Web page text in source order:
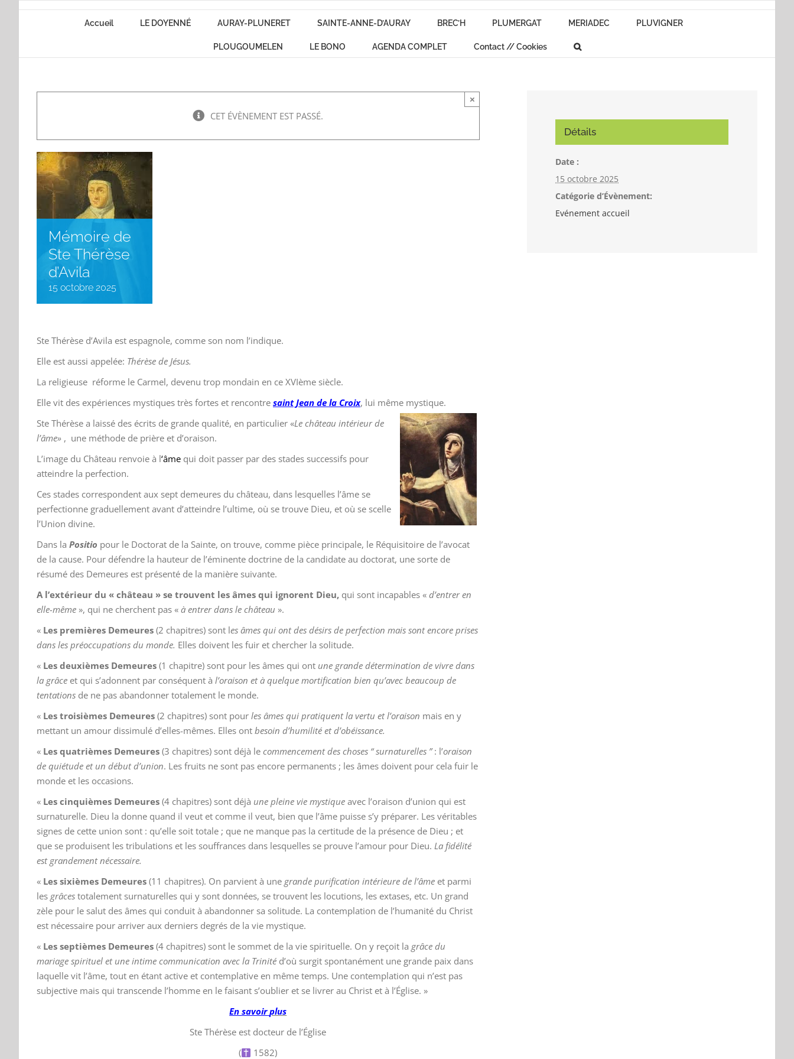
Passer
Accueil LE DOYENNÉ AURAY-PLUNERET SAINTE-ANNE-D’AURAY BREC’H PLUMERGAT MERIADEC PLUVIGNER
PLOUGOUMELEN LE BONO AGENDA COMPLET Contact // Cookies
CET ÉVÈNEMENT EST PASSÉ.
×
Mémoire de
Ste Thérèse
d’Avila
15 octobre 2025
Ste Thérèse d’Avila est espagnole, comme son nom l’indique.
Elle est aussi appelée: Thérèse de Jésus.
La religieuse réforme le Carmel, devenu trop mondain en ce XVIème siècle.
Elle vit des expériences mystiques très fortes et rencontre saint Jean de la Croix, lui même mystique.
Ste Thérèse a laissé des écrits de grande qualité, en particulier «Le château intérieur de
l’âme» , une méthode de prière et d’oraison.
L’image du Château renvoie à l‘âme qui doit passer par des stades successifs pour
atteindre la perfection.
Ces stades correspondent aux sept demeures du château, dans lesquelles l’âme se
perfectionne graduellement avant d’atteindre l’ultime, où se trouve Dieu, et où se scelle
l’Union divine.
Dans la Positio pour le Doctorat de la Sainte, on trouve, comme pièce principale, le Réquisitoire de l’avocat
de la cause. Pour défendre la hauteur de l’éminente doctrine de la candidate au doctorat, une sorte de
résumé des Demeures est présenté de la manière suivante.
A l’extérieur du « château » se trouvent les âmes qui ignorent Dieu, qui sont incapables « d’entrer en
elle-même », qui ne cherchent pas « à entrer dans le château ».
« Les premières Demeures (2 chapitres) sont les âmes qui ont des désirs de perfection mais sont encore prises
dans les préoccupations du monde. Elles doivent les fuir et chercher la solitude.
« Les deuxièmes Demeures (1 chapitre) sont pour les âmes qui ont une grande détermination de vivre dans
la grâce et qui s’adonnent par conséquent à l’oraison et à quelque mortification bien qu’avec beaucoup de
tentations de ne pas abandonner totalement le monde.
« Les troisièmes Demeures (2 chapitres) sont pour les âmes qui pratiquent la vertu et l’oraison mais en y
mettant un amour dissimulé d’elles-mêmes. Elles ont besoin d’humilité et d’obéissance.
« Les quatrièmes Demeures (3 chapitres) sont déjà le commencement des choses “ surnaturelles ”: l’oraison
de quiétude et un début d’union. Les fruits ne sont pas encore permanents ; les âmes doivent pour cela fuir le
monde et les occasions.
« Les cinquièmes Demeures (4 chapitres) sont déjà une pleine vie mystique avec l’oraison d’union qui est
surnaturelle. Dieu la donne quand il veut et comme il veut, bien que l’âme puisse s’y préparer. Les véritables
signes de cette union sont : qu’elle soit totale ; que ne manque pas la certitude de la présence de Dieu ; et
que se produisent les tribulations et les souffrances dans lesquelles se prouve l’amour pour Dieu. La fidélité
est grandement nécessaire.
« Les sixièmes Demeures (11 chapitres). On parvient à une grande purification intérieure de l’âme et parmi
les grâces totalement surnaturelles qui y sont données, se trouvent les locutions, les extases, etc. Un grand
zèle pour le salut des âmes qui conduit à abandonner sa solitude. La contemplation de l’humanité du Christ
est nécessaire pour arriver aux derniers degrés de la vie mystique.
« Les septièmes Demeures (4 chapitres) sont le sommet de la vie spirituelle. On y reçoit la grâce du
mariage spirituel et une intime communication avec la Trinité d’où surgit spontanément une grande paix dans
laquelle vit l’âme, tout en étant active et contemplative en même temps. Une contemplation qui n’est pas
subjective mais qui transcende l’homme en le faisant s’oublier et se livrer au Christ et à l’Église. »
Ensavoir plus
Ste Thérèse est docteur de l’Église
(
1582)
Détails
Date :
15 octobre 2025
Catégorie d’Évènement:
Evénement accueil